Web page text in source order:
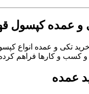
عمده کپسول
تکی و عمده انواع
کسب و کارها فراهم
عمده